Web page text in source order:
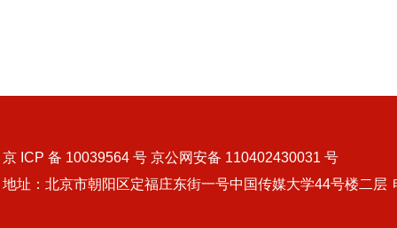
京 ICP 备 10039564 号 京公网安备 110402430031 号
地址：北京市朝阳区定福庄东街一号中国传媒大学44号楼二层